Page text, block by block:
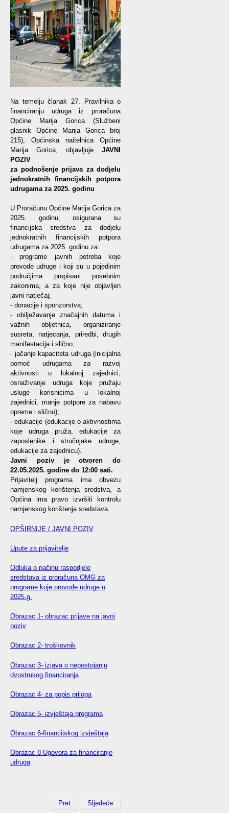
Na temelju članak 27. Pravilnika o
financiranju udruga iz proračuna
Općine Marija Gorica (Službeni
glasnik Općine Marija Gorica broj
215), Općinska načelnica Općine
Marija Gorica, objavljujeJAVNI
POZIV
za podnošenje prijava za dodjelu
jednokratnih financijskih potpora
udrugama za 2025. godinu
U Proračunu Općine Marija Gorica za
2025. godinu, osigurana su
financijska sredstva za dodjelu
jednokratnih financijskih potpora
udrugama za 2025. godinu za:
- programe javnih potreba koje
provode udruge i koji su u pojedinim
područjima propisani posebnim
zakonima, a za koje nije objavljen
javni natječaj;
- donacije i sponzorstva;
- obilježavanje značajnih datuma i
važnih obljetnica, organiziranje
susreta, natjecanja, priredbi, drugih
manifestacija i slično;
- jačanje kapaciteta udruga (inicijalna
pomoć udrugama za razvoj
aktivnosti u lokalnoj zajednici,
osnaživanje udruga koje pružaju
usluge korisnicima u lokalnoj
zajednici, manje potpore za nabavu
opreme i slično);
- edukacije (edukacije o aktivnostima
koje udruga pruža, edukacije za
zaposlenike i stručnjake udruge,
edukacije za zajednicu).
Javni poziv je otvoren do
22.05.2025. godine do 12:00 sati.
Prijavitelj programa ima obvezu
namjenskog korištenja sredstva, a
Općina ima pravo izvršiti kontrolu
namjenskog korištenja sredstava.
OPŠIRNIJE / JAVNI POZIV
Upute za prijavitelje
Odluka o načinu raspodjele
sredstava iz proračuna OMG za
programe koje provode udruge u
2025.g.
Obrazac 1- obrazac prijave na javni
poziv
Obrazac 2- troškovnik
Obrazac 3- izjava o nepostojanju
dvostrukog financiranja
Obrazac 4- za popis priloga
Obrazac 5- izvještaja programa
Obrazac 6-financijskog izvještaja
Obrazac 8-Ugovora za financiranje
udruga
Pret Sljedeće